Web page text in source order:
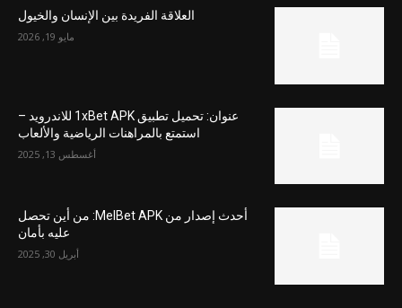
العلاقة الفريدة بين الإنسان والخيول
مايو 19, 2026
عنوان: تحميل تطبيق 1xBet APK للاندرويد –
استمتع بالمراهنات الرياضية والألعاب
أغسطس 13, 2025
أحدث إصدار من MelBet APK: من أين تحصل
عليه بأمان
أبريل 30, 2025